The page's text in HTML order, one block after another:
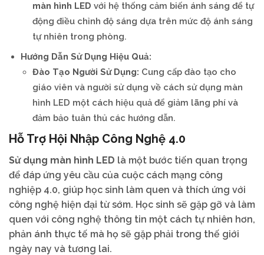
màn hình LED với hệ thống cảm biến ánh sáng để tự
động điều chỉnh độ sáng dựa trên mức độ ánh sáng
tự nhiên trong phòng.
Hướng Dẫn Sử Dụng Hiệu Quả:
Đào Tạo Người Sử Dụng: Cung cấp đào tạo cho
giáo viên và người sử dụng về cách sử dụng màn
hình LED một cách hiệu quả để giảm lãng phí và
đảm bảo tuân thủ các hướng dẫn.
Hỗ Trợ Hội Nhập Công Nghệ 4.0
Sử dụng màn hình LED là một bước tiến quan trọng
để đáp ứng yêu cầu của cuộc cách mạng công
nghiệp 4.0, giúp học sinh làm quen và thích ứng với
công nghệ hiện đại từ sớm. Học sinh sẽ gặp gỡ và làm
quen với công nghệ thông tin một cách tự nhiên hơn,
phản ánh thực tế mà họ sẽ gặp phải trong thế giới
ngày nay và tương lai.